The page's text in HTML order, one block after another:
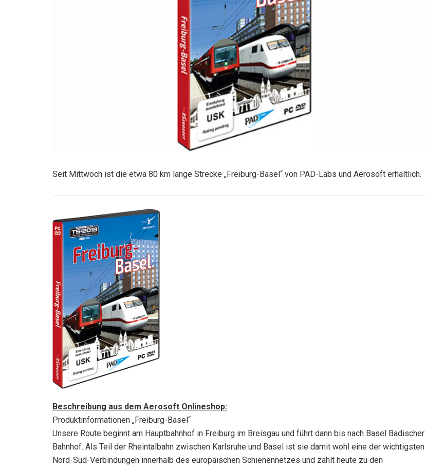
Seit Mittwoch ist die etwa 80 km lange Strecke „Freiburg-Basel“ von PAD-Labs und Aerosoft erhältlich.
Beschreibung aus dem Aerosoft Onlineshop:
Produktinformationen „Freiburg-Basel“
Unsere Route beginnt am Hauptbahnhof in Freiburg im Breisgau und führt dann bis nach Basel Badischer
Bahnhof. Als Teil der Rheintalbahn zwischen Karlsruhe und Basel ist sie damit wohl eine der wichtigsten
Nord-Süd-Verbindungen innerhalb des europäischen Schienennetzes und zählt heute zu den